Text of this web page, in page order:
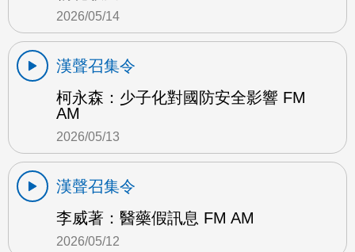
2026/05/14
漢聲召集令
柯永森：少子化對國防安全影響 FM
AM
2026/05/13
漢聲召集令
李威著：醫藥假訊息 FM AM
2026/05/12